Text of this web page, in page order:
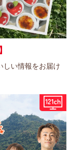
しい情報をお届け